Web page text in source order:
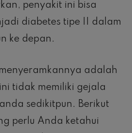
penyakit ini bisa
diabetes tipe II dalam
ke depan.
adalah
tidak memiliki gejala
sedikitpun. Berikut
perlu Anda ketahui